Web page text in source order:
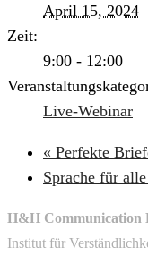
April 15, 2024
Zeit:
9:00 - 12:00
Live-Webinar
« Perfekte
Sprache für alle
H&H Communication
Institut für